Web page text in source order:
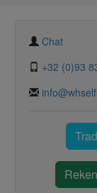
Chat
+32 (0)93